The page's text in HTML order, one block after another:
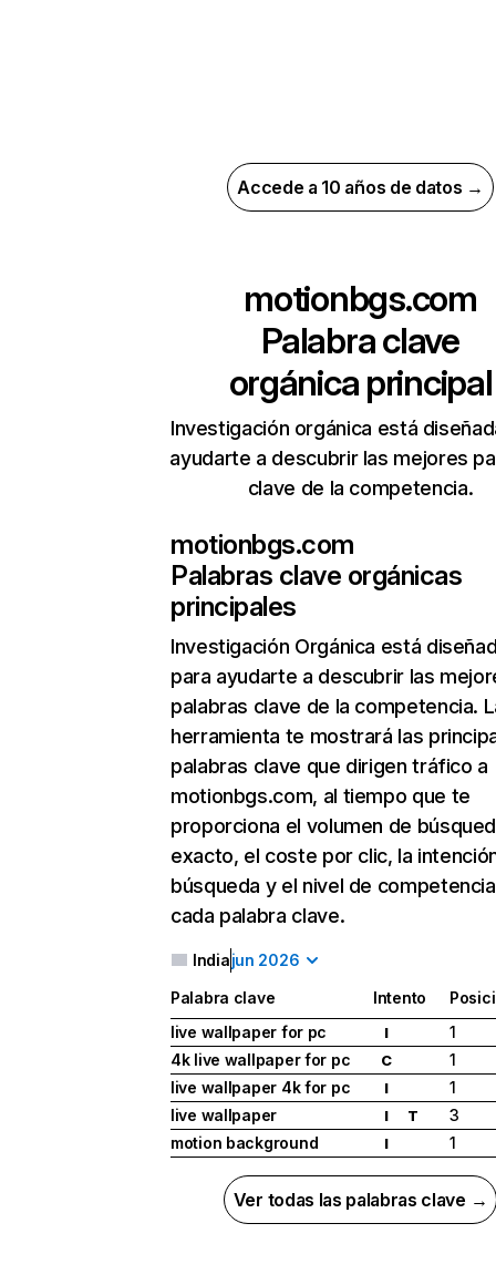
Accede a 10 años de datos →
motionbgs.com
Palabra clave
orgánica principal
Investigación orgánica está
ayudarte a descubrir las mejores
clave de la competencia.
motionbgs.com
Palabras clave orgánicas
principales
Investigación Orgánica está
para ayudarte a descubrir las
palabras clave de la competencia.
herramienta te mostrará las
palabras clave que dirigen tráfico a
motionbgs.com, al tiempo que te
proporciona el volumen de
exacto, el coste por clic, la
búsqueda y el nivel de
cada palabra clave.
Indiajun 2026
Palabra clave Intento
live wallpaper for pc
I
1
4k live wallpaper for pc
C
1
live wallpaper 4k for pc
I
1
live wallpaper
I T
3
motion background
I 1
Ver todas las palabras clave →